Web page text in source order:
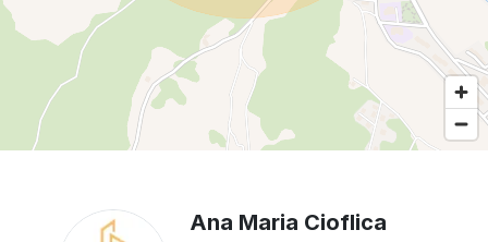
Ana Maria Cioflica